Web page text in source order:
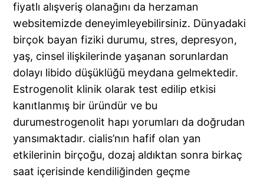
fiyatlı alışveriş olanağını da herzaman
websitemizde deneyimleyebilirsiniz. Dünyadaki
birçok bayan fiziki durumu, stres, depresyon,
yaş, cinsel ilişkilerinde yaşanan sorunlardan
dolayı libido düşüklüğü meydana gelmektedir.
Estrogenolit klinik olarak test edilip etkisi
kanıtlanmış bir üründür ve bu
durumestrogenolit hapı yorumları da doğrudan
yansımaktadır. cialis’nın hafif olan yan
etkilerinin birçoğu, dozaj aldıktan sonra birkaç
saat içerisinde kendiliğinden geçme